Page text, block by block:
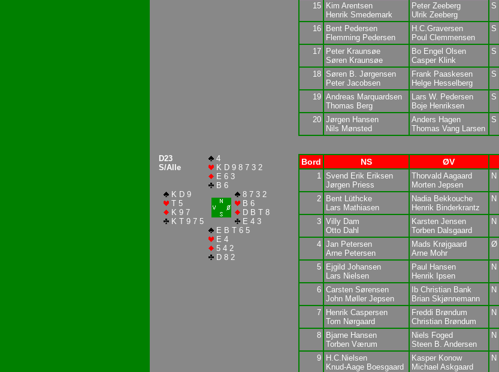
15
Kim Arentsen
Henrik Smedemark
Peter Zeeberg
Ulrik Zeeberg
S
16
Bent Pedersen
Flemming Pedersen
H.C.Graversen
Poul Clemmensen
S
17
Peter Kraunsøe
Søren Kraunsøe
Bo Engel Olsen
Casper Klink
S
18
Søren B. Jørgensen
Peter Jacobsen
Frank Paaskesen
Helge Hesselberg
S
19 Andreas Marquardsen
Thomas Berg
Lars W. Pedersen
Boje Henriksen
S
20 Jørgen Hansen
Nils Mønsted
Anders Hagen
Thomas Vang Larsen
S
D23
S/Alle
4
K D 9 8 7 3 2
E 6 3
B 6
K D 9
T 5
K 9 7
K T 9 7 5
8 7 3 2
B 6
D B T 8
E 4 3
E B T 6 5
E 4
5 4 2
D 8 2
Bord NS ØV
1
Svend Erik Eriksen
Jørgen Priess
Thorvald Aagaard
Morten Jepsen
N
2
Bent Lüthcke
Lars Mathiasen
Nadia Bekkouche
Henrik Binderkrantz
N
3 Villy Dam
Otto Dahl
Karsten Jensen
Torben Dalsgaard
N
4 Jan Petersen
Arne Petersen
Mads Krøjgaard
Arne Mohr
Ø
5
Ejgild Johansen
Lars Nielsen
Paul Hansen
Henrik Ipsen
N
6 Carsten Sørensen
John Møller Jepsen
Ib Christian Bank
Brian Skjønnemann
N
7
Henrik Caspersen
Tom Nørgaard
Freddi Brøndum
Christian Brøndum
N
8
Bjarne Hansen
Torben Værum
Niels Foged
Steen B. Andersen
N
9
H.C.Nielsen
Knud-Aage Boesgaard
Kasper Konow
Michael Askgaard
N